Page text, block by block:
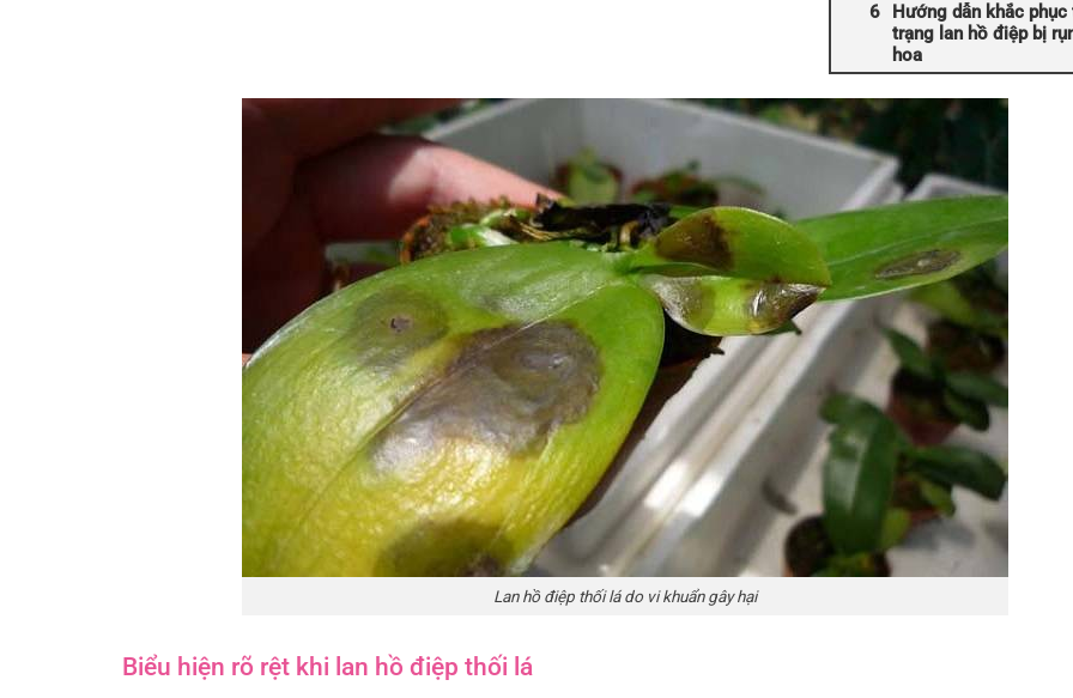
Hướng dẫn khắc phục
trạng lan hồ điệp bị
hoa
Lan hồ điệp thối lá do vi khuẩn gây hại
Biểu hiện rõ rệt khi lan hồ điệp thối lá